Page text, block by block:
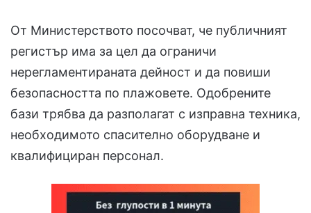
От Министерството посочват, че публичният
регистър има за цел да ограничи
нерегламентираната дейност и да повиши
безопасността по плажовете. Одобрените
бази трябва да разполагат с изправна техника,
необходимото спасително оборудване и
квалифициран персонал.